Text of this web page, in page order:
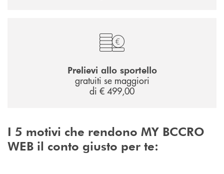
Prelievi allo sportello
gratuiti se maggiori
di € 499,00
I 5 motivi che rendono MY BCCRO
WEB il conto giusto per te: